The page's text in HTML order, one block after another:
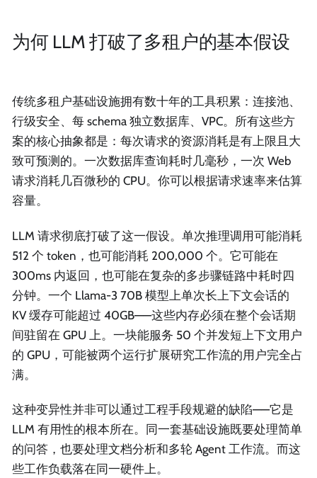
为何 LLM 打破了多租户的基本假设
传统多租户基础设施拥有数十年的工具积累：连接池、
行级安全、每 schema 独立数据库、VPC。所有这些方
案的核心抽象都是：每次请求的资源消耗是有上限且大
致可预测的。一次数据库查询耗时几毫秒，一次 Web
请求消耗几百微秒的 CPU。你可以根据请求速率来估算
容量。
LLM 请求彻底打破了这一假设。单次推理调用可能消耗
512 个 token，也可能消耗 200,000 个。它可能在
300ms 内返回，也可能在复杂的多步骤链路中耗时四
分钟。一个 Llama-3 70B 模型上单次长上下文会话的
KV 缓存可能超过 40GB——这些内存必须在整个会话期
间驻留在 GPU 上。一块能服务 50 个并发短上下文用户
的 GPU，可能被两个运行扩展研究工作流的用户完全占
满。
这种变异性并非可以通过工程手段规避的缺陷——它是
LLM 有用性的根本所在。同一套基础设施既要处理简单
的问答，也要处理文档分析和多轮 Agent 工作流。而这
些工作负载落在同一硬件上。